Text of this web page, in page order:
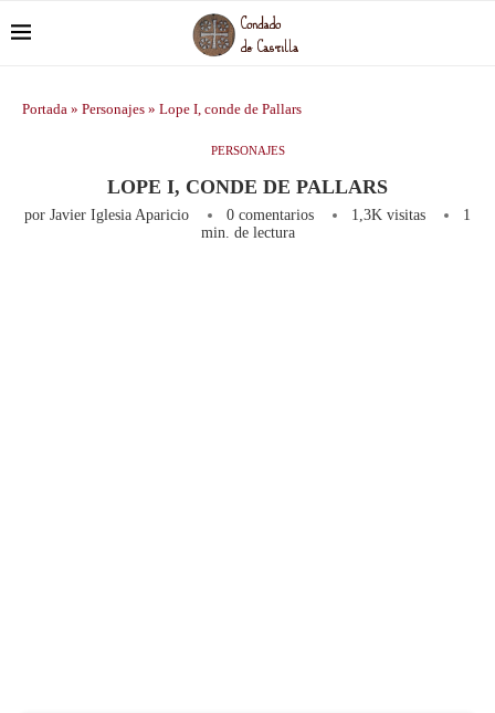
Portada » Personajes » Lope I, conde de Pallars
PERSONAJES
LOPE I, CONDE DE PALLARS
por Javier Iglesia Aparicio 0 comentarios 1,3K visitas
1
min. de lectura